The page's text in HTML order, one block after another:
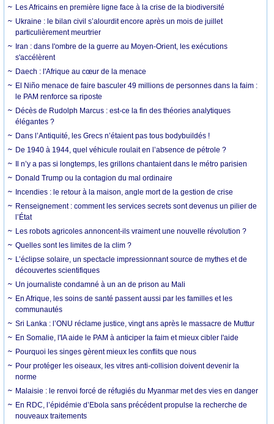
Les Africains en première ligne face à la crise de la biodiversité
Ukraine : le bilan civil s’alourdit encore après un mois de juillet
particulièrement meurtrier
Iran : dans l'ombre de la guerre au Moyen-Orient, les exécutions
s'accélèrent
Daech : l'Afrique au cœur de la menace
El Niño menace de faire basculer 49 millions de personnes dans la faim :
le PAM renforce sa riposte
Décès de Rudolph Marcus : est-ce la fin des théories analytiques
élégantes ?
Dans l’Antiquité, les Grecs n’étaient pas tous bodybuildés !
De 1940 à 1944, quel véhicule roulait en l’absence de pétrole ?
Il n’y a pas si longtemps, les grillons chantaient dans le métro parisien
Donald Trump ou la contagion du mal ordinaire
Incendies : le retour à la maison, angle mort de la gestion de crise
Renseignement : comment les services secrets sont devenus un pilier de
l’État
Les robots agricoles annoncent-ils vraiment une nouvelle révolution ?
Quelles sont les limites de la clim ?
L’éclipse solaire, un spectacle impressionnant source de mythes et de
découvertes scientifiques
Un journaliste condamné à un an de prison au Mali
En Afrique, les soins de santé passent aussi par les familles et les
communautés
Sri Lanka : l’ONU réclame justice, vingt ans après le massacre de Muttur
En Somalie, l'IA aide le PAM à anticiper la faim et mieux cibler l'aide
Pourquoi les singes gèrent mieux les conflits que nous
Pour protéger les oiseaux, les vitres anti-collision doivent devenir la
norme
Malaisie : le renvoi forcé de réfugiés du Myanmar met des vies en danger
En RDC, l’épidémie d’Ebola sans précédent propulse la recherche de
nouveaux traitements